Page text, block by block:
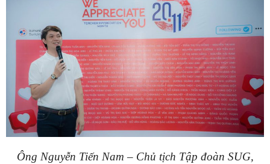
Ông Nguyễn Tiến Nam – Chủ tịch Tập đoàn SUG,